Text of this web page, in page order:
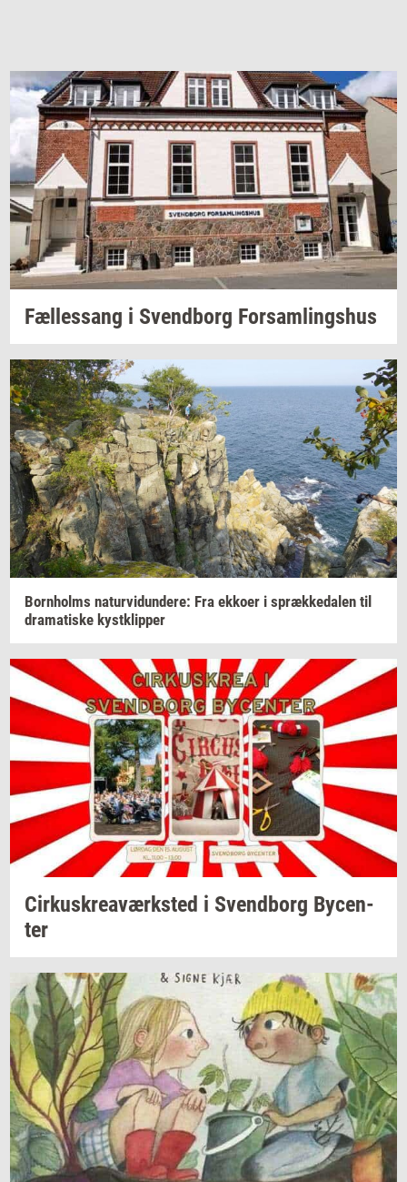
Fæl­les­sang i Svend­borg For­sam­lings­hus
Born­holms na­tur­vi­dun­de­re: Fra ek­ko­er i spræk­ke­da­len til
dra­ma­ti­ske kyst­klip­per
Cir­kuskrea­værk­sted i Svend­borg By­cen­
ter